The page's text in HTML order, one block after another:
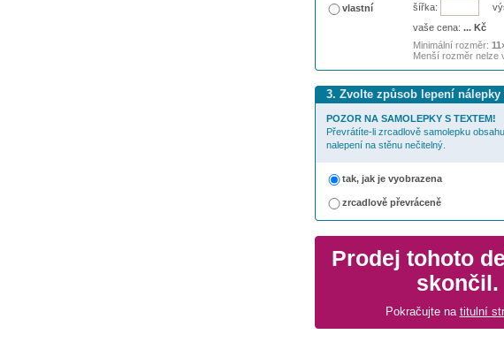
vlastní šířka:
vaše cena: ... Kč
Minimální rozměr:
Menší rozměr nelze
3. Zvolte způsob lepení nálepky
POZOR NA SAMOLEPKY S TEXTEM!
Převrátíte-li zrcadlově samolepku
nalepení na stěnu nečitelný.
tak, jak je vyobrazena
zrcadlově převráceně
Prodej tohoto
skončil.
Pokračujte na titulní